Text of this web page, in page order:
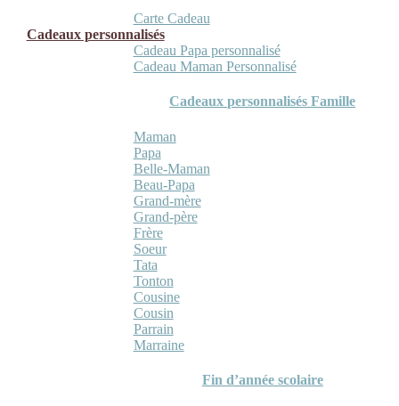
Carte Cadeau
Cadeaux personnalisés
Cadeau Papa personnalisé
Cadeau Maman Personnalisé
Cadeaux personnalisés Famille
Maman
Papa
Belle-Maman
Beau-Papa
Grand-mère
Grand-père
Frère
Soeur
Tata
Tonton
Cousine
Cousin
Parrain
Marraine
Fin d’année scolaire